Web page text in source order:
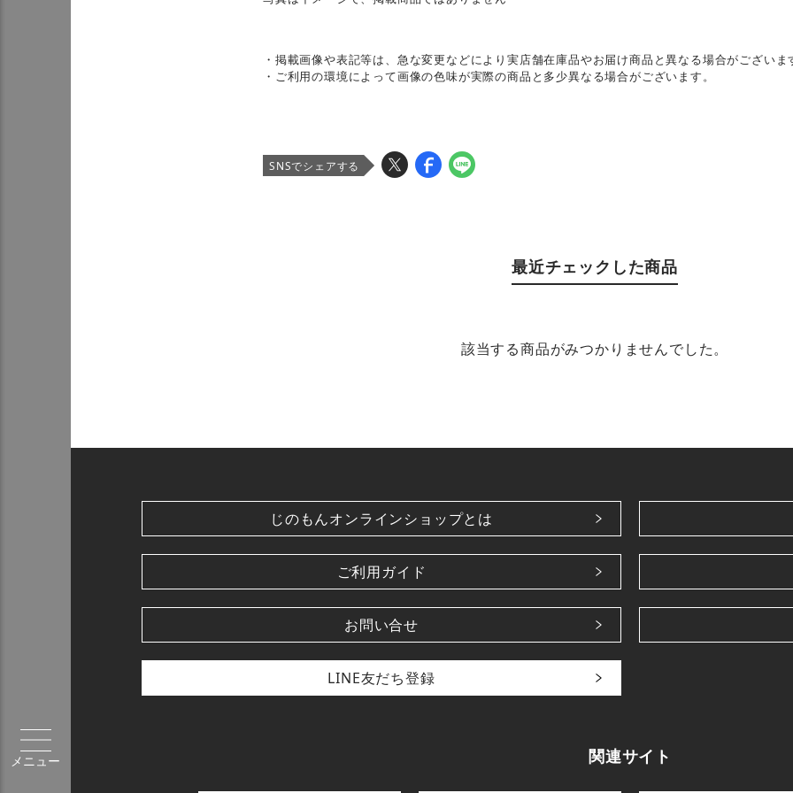
メニュー
・掲載画像や表記等は、急な変更などにより実店舗在庫品やお届け商品と異なる場合がございま
・ご利用の環境によって画像の色味が実際の商品と多少異なる場合がございます。
SNSでシェアする
最近チェックした商品
該当する商品がみつかりませんでした。
じのもんオンラインショップとは
ご利用ガイド
お問い合せ
LINE友だち登録
関連サイト